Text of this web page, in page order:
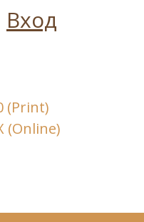
Вход
(Print)
(Online)